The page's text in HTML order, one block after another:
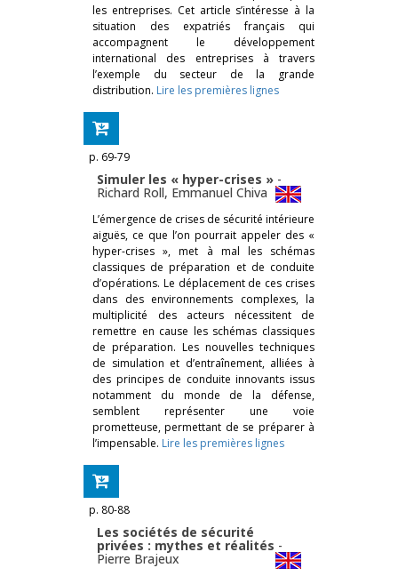
les entreprises. Cet article s’intéresse à la
situation des expatriés français qui
accompagnent le développement
international des entreprises à travers
l’exemple du secteur de la grande
distribution. Lire les premières lignes
p. 69-79
Simuler les « hyper-crises » -
Richard Roll, Emmanuel Chiva
L’émergence de crises de sécurité intérieure
aiguës, ce que l’on pourrait appeler des «
hyper-crises », met à mal les schémas
classiques de préparation et de conduite
d’opérations. Le déplacement de ces crises
dans des environnements complexes, la
multiplicité des acteurs nécessitent de
remettre en cause les schémas classiques
de préparation. Les nouvelles techniques
de simulation et d’entraînement, alliées à
des principes de conduite innovants issus
notamment du monde de la défense,
semblent représenter une voie
prometteuse, permettant de se préparer à
l’impensable. Lire les premières lignes
p. 80-88
Les sociétés de sécurité
privées : mythes et réalités -
Pierre Brajeux